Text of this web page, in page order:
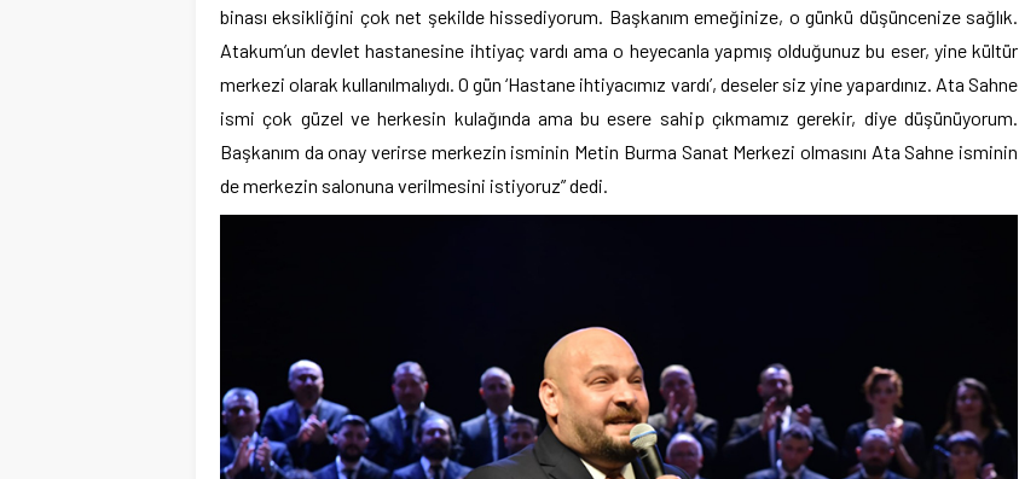
binası eksikliğini çok net şekilde hissediyorum. Başkanım emeğinize, o günkü düşüncenize sağlık.
Atakum’un devlet hastanesine ihtiyaç vardı ama o heyecanla yapmış olduğunuz bu eser, yine kültür
merkezi olarak kullanılmalıydı. O gün ‘Hastane ihtiyacımız vardı’, deseler siz yine yapardınız. Ata Sahne
ismi çok güzel ve herkesin kulağında ama bu esere sahip çıkmamız gerekir, diye düşünüyorum.
Başkanım da onay verirse merkezin isminin Metin Burma Sanat Merkezi olmasını Ata Sahne isminin
de merkezin salonuna verilmesini istiyoruz” dedi.